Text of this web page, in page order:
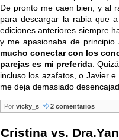
De pronto me caen bien, y al
para descargar la rabia que
ediciones anteriores siempre
y me apasionaba de principio
mucho conectar con los
parejas es mi preferida.
incluso los azafatos, o Javier
me deja demasiado
Por vicky_s 2 comentarios
Cristina vs.